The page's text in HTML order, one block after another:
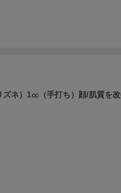
ズネ）1㏄（手打ち）顔/肌質を